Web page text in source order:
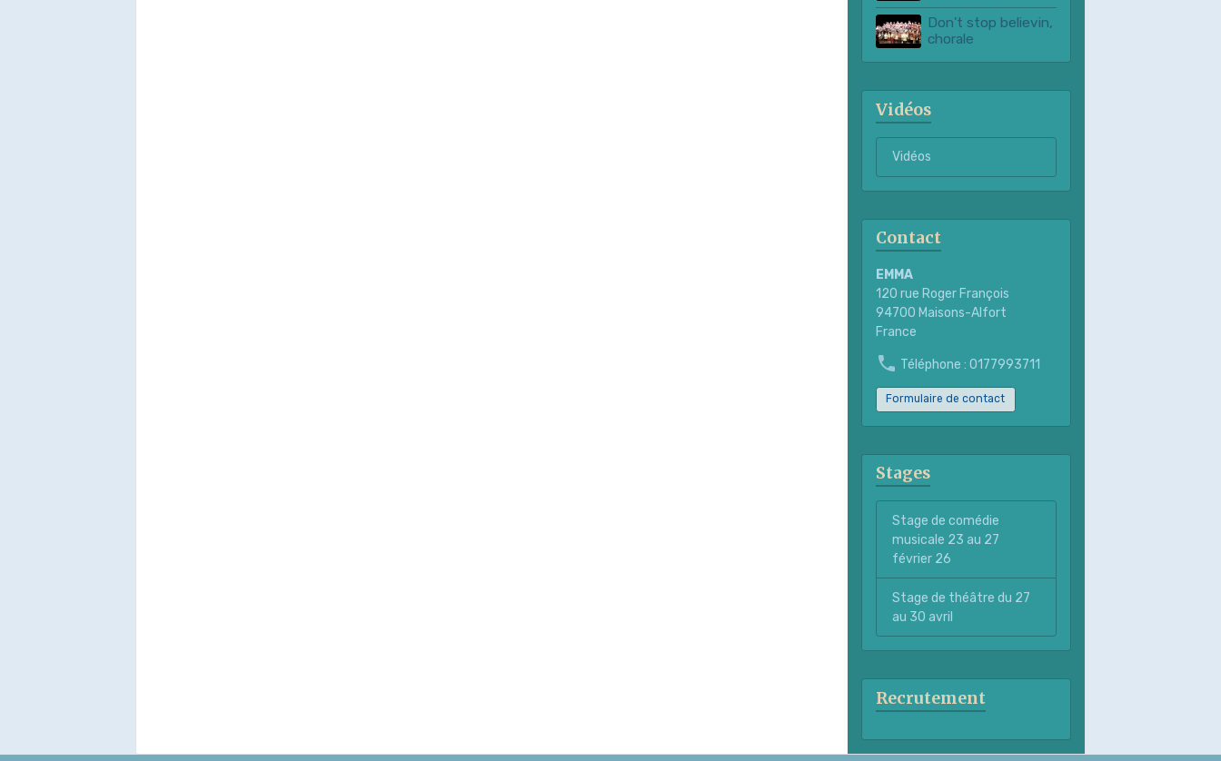
Don't stop believin,
chorale
Vidéos
Vidéos
Contact
EMMA
120 rue Roger François
94700 Maisons-Alfort
France
Téléphone : 0177993711
Formulaire de contact
Stages
Stage de comédie
musicale 23 au 27
février 26
Stage de théâtre du 27
au 30 avril
Recrutement